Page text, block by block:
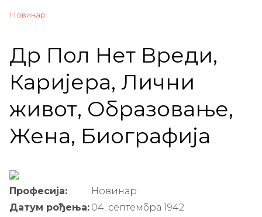
Новинар
Др Пол Нет Вреди,
Каријера, Лични
живот, Образовање,
Жена, Биографија
Професија:
Новинар
Датум рођења: 04. септембра 1942